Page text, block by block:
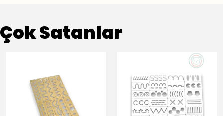
Çok Satanlar